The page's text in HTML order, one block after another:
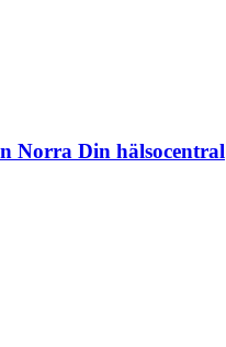
Norra Din hälsocentral